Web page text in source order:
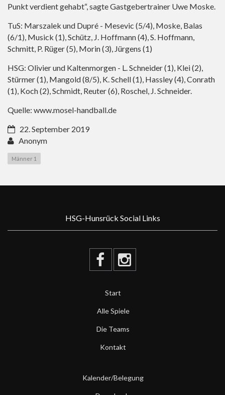
Punkt verdient gehabt“, sagte Gastgebertrainer Uwe Moske.
TuS: Marszalek und Dupré - Mesevic (5/4), Moske, Balas
(6/1), Musick (1), Schütz, J. Hoffmann (4), S. Hoffmann,
Schmitt, P. Rüger (5), Morin (3), Jürgens (1)
HSG: Olivier und Kaltenmorgen - L. Schneider (1), Klei (2),
Stürmer (1), Mangold (8/5), K. Schell (1), Hassley (4), Conrath
(1), Koch (2), Schmidt, Reuter (6), Roschel, J. Schneider.
Quelle: www.mosel-handball.de
22. September 2019
Anonym
Männer 1
HSG-Hunsrück Social Links
Start
Alle Spiele
Die Teams
Kontakt
Kalender/Belegung